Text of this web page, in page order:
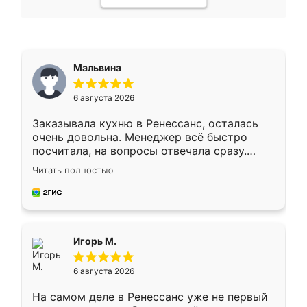
Мальвина
6 августа 2026
Заказывала кухню в Ренессанс, осталась
очень довольна. Менеджер всё быстро
посчитала, на вопросы отвечала сразу.
Замерщик приехал в субботу, подошёл к
делу со всей ответственностью. Собрали
за день, ребята работали аккуратно, даже
Читать полностью
Игорь М.
6 августа 2026
На самом деле в Ренессанс уже не первый